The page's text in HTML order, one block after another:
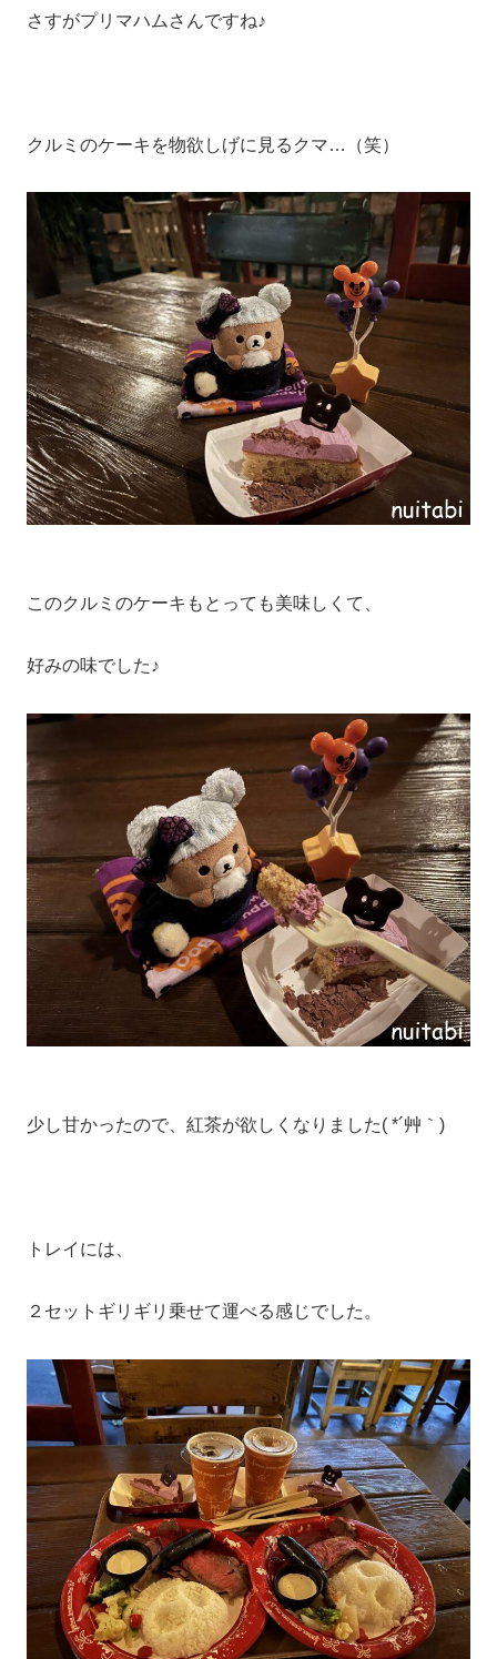
さすがプリマハムさんですね♪
クルミのケーキを物欲しげに見るクマ…（笑）
このクルミのケーキもとっても美味しくて、
好みの味でした♪
少し甘かったので、紅茶が欲しくなりました( *´艸｀)
トレイには、
２セットギリギリ乗せて運べる感じでした。